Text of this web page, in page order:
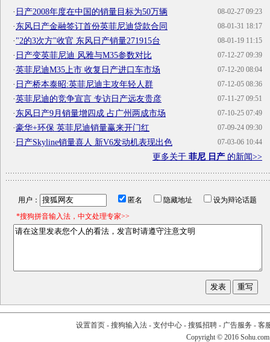
08-02-27 09:23
· 日产2008年度在中国的销量目标为50万辆
08-01-31 18:17
·东风日产金融签订首份英菲尼迪贷款合同
08-01-19 11:15
·"2的3次方"收官 东风日产销量271915台
07-12-27 09:39
· 日产变英菲尼迪 风雅与M35参数对比
07-12-20 08:04
·英菲尼迪M35上市 收复日产进口车市场
07-12-05 08:36
· 日产桥本泰昭:英菲尼迪主攻年轻人群
07-11-27 09:51
·英菲尼迪的竞争宣言 专访日产远友贵彦
07-10-25 07:49
·东风日产9月销量增四成 占广州两成市场
07-09-24 09:30
·豪华+环保 英菲尼迪销量赢来开门红
07-03-06 10:44
· 日产Skyline销量喜人 新V6发动机表现出色
更多关于 菲尼 日产 的新闻>>
用户： 匿名 隐藏地址
设为辩论话题
*搜狗拼音输入法，中文处理专家>>
设置首页- 搜狗输入法- 支付中心- 搜狐招聘- 广告服务 - 客
Copyright © 2016